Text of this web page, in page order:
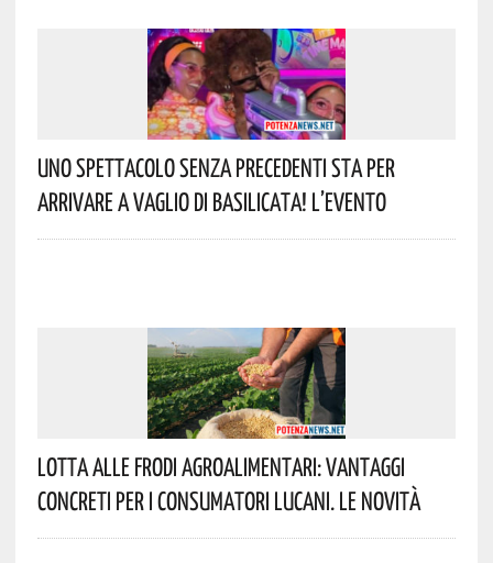
Uno Spettacolo Senza Precedenti Sta Per
Arrivare A Vaglio Di Basilicata! L’evento
Lotta Alle Frodi Agroalimentari: Vantaggi
Concreti Per I Consumatori Lucani. Le Novità